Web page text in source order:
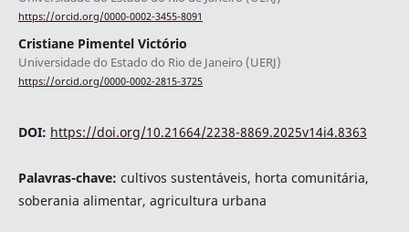
https://orcid.org/0000-0002-3455-8091
Cristiane Pimentel Victório
Universidade do Estado do Rio de Janeiro (UERJ)
https://orcid.org/0000-0002-2815-3725
DOI: https://doi.org/10.21664/2238-8869.2025v14i4.8363
Palavras-chave: cultivos sustentáveis, horta comunitária,
soberania alimentar, agricultura urbana